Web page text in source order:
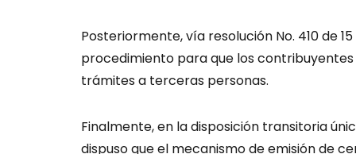
Posteriormente, vía resolución No. 410 de
procedimiento para que los
trámites a terceras personas.
Finalmente, en la disposición transitoria
dispuso que el mecanismo de emisión de